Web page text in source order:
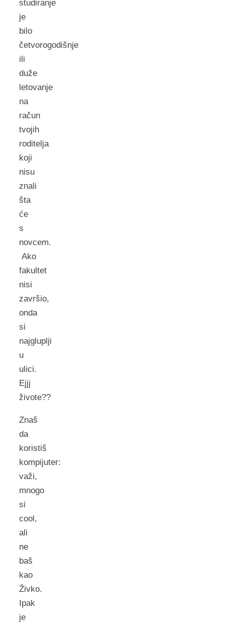
studiranje
je
bilo
četvorogodišnje
ili
duže
letovanje
na
račun
tvojih
roditelja
koji
nisu
znali
šta
će
s
novcem.
Ako
fakultet
nisi
završio,
onda
si
najgluplji
u
ulici.
Ejjj
živote??
Znaš
da
koristiš
kompijuter:
važi,
mnogo
si
cool,
ali
ne
baš
kao
Živko.
Ipak
je